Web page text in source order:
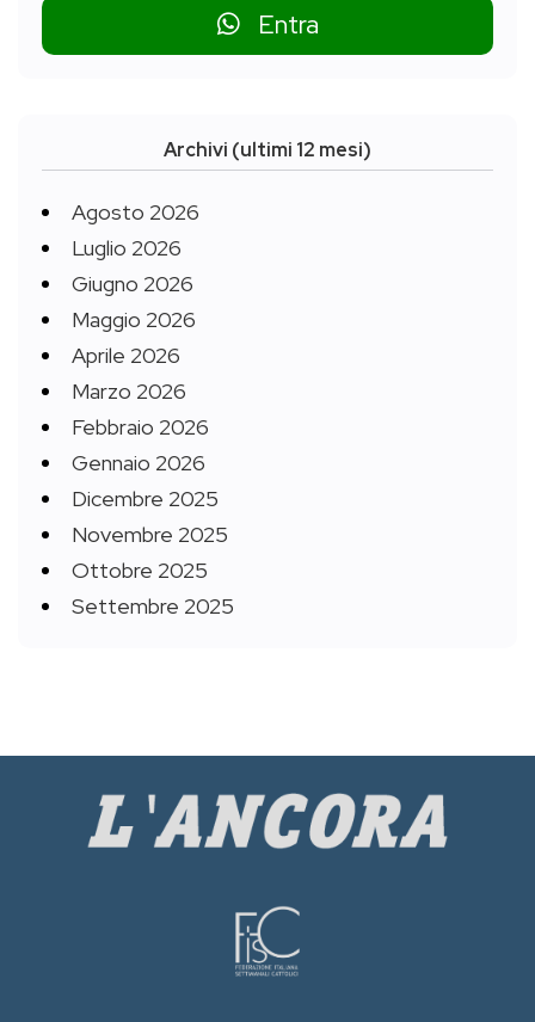
Entra
Archivi (ultimi 12 mesi)
Agosto 2026
Luglio 2026
Giugno 2026
Maggio 2026
Aprile 2026
Marzo 2026
Febbraio 2026
Gennaio 2026
Dicembre 2025
Novembre 2025
Ottobre 2025
Settembre 2025